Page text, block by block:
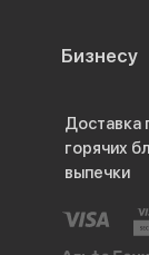
Бизнесу
Доставка
горячих
выпечки